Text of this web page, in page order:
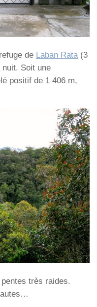
de Laban Rata(3
Soit une
positif de 1 406 m,
très raides.